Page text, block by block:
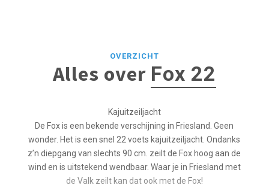
OVERZICHT
Alles over Fox 22
Kajuitzeiljacht
De Fox is een bekende verschijning in Friesland. Geen
wonder. Het is een snel 22 voets kajuitzeiljacht. Ondanks
z’n diepgang van slechts 90 cm. zeilt de Fox hoog aan de
wind en is uitstekend wendbaar. Waar je in Friesland met
de Valk zeilt kan dat ook met de Fox!